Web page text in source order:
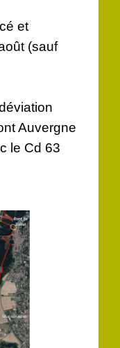
et
(sauf
Auvergne
le Cd 63